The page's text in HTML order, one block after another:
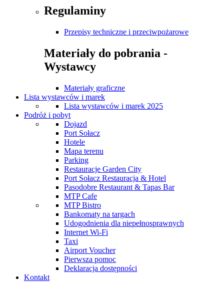
Regulaminy
Przepisy techniczne i przeciwpożarowe
Materiały do pobrania -
Wystawcy
Materiały graficzne
Lista wystawców i marek
Lista wystawców i marek 2025
Podróż i pobyt
Dojazd
Port Sołacz
Hotele
Mapa terenu
Parking
Restauracje Garden City
Port Sołacz Restauracja & Hotel
Pasodobre Restaurant & Tapas Bar
MTP Cafe
MTP Bistro
Bankomaty na targach
Udogodnienia dla niepełnosprawnych
Internet Wi-Fi
Taxi
Airport Voucher
Pierwsza pomoc
Deklaracja dostępności
Kontakt